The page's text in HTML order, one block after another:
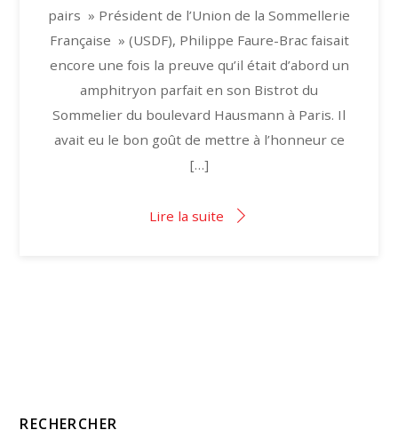
pairs » Président de l’Union de la Sommellerie
Française » (USDF), Philippe Faure-Brac faisait
encore une fois la preuve qu’il était d’abord un
amphitryon parfait en son Bistrot du
Sommelier du boulevard Hausmann à Paris. Il
avait eu le bon goût de mettre à l’honneur ce
[…]
Lire la suite
RECHERCHER